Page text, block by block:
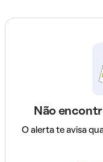
Não
O alerta te avisa